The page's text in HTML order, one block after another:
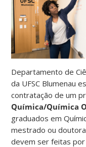
Departamento de
da UFSC Blumenau
contratação de um
Química/Química
graduados em
mestrado ou
devem ser feitas